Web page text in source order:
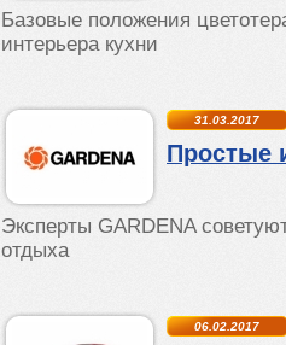
Базовые положения
интерьера кухни
31.03.2017
Простые
Эксперты GARDENA
отдыха
06.02.2017